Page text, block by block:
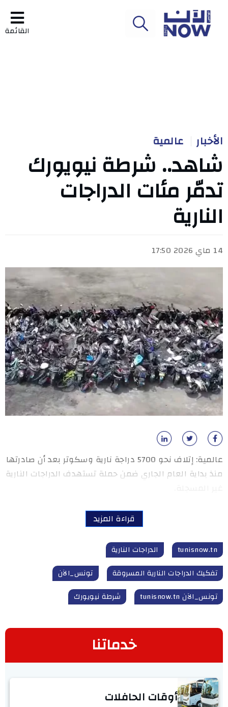
القائمة
الأخبار عالمية
شاهد.. شرطة نيويورك
تدمّر مئات الدراجات
النارية
14 ماي 2026 17:50
عالمية: إتلاف نحو 5700 دراجة نارية وسكوتر بعد أن صادرتها
منذ بداية العام الجاري ضمن حملة تستهدف الدراجات النارية
قراءة المزيد
tunisnow.tn
الدراجات النارية
تفكيك الدراجات النارية المسروقة
تونس_الآن
تونس_الآن tunisnow.tn
شرطة نيويورك
خدماتنا
أوقات الحافلات